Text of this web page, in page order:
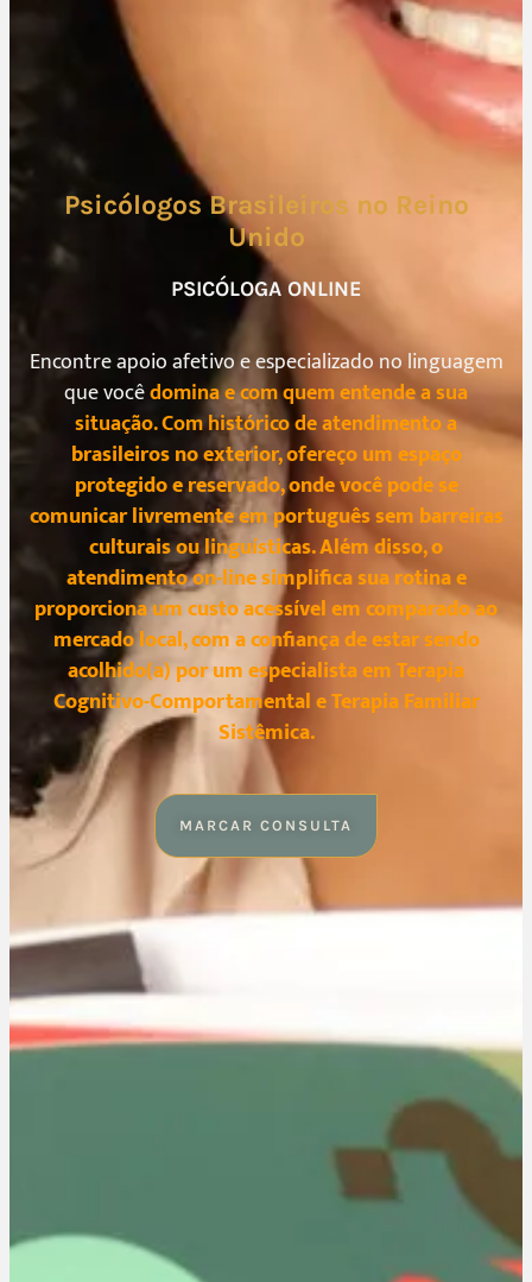
Psicólogos Brasileiros no Reino
Unido
PSICÓLOGA ONLINE
Encontre apoio afetivo e especializado no linguagem
que vocêdomina e com quem entende a sua
situação. Com histórico de atendimento a
brasileiros no exterior, ofereço um espaço
protegido e reservado, onde você pode se
comunicar livremente em português sem barreiras
culturais ou linguísticas. Além disso, o
atendimento on-line simplifica sua rotina e
proporciona um custo acessível em comparado ao
mercado local, com a confiança de estar sendo
acolhido(a) por um especialista em Terapia
Cognitivo-Comportamental e Terapia Familiar
Sistêmica.
MARCAR CONSULTA